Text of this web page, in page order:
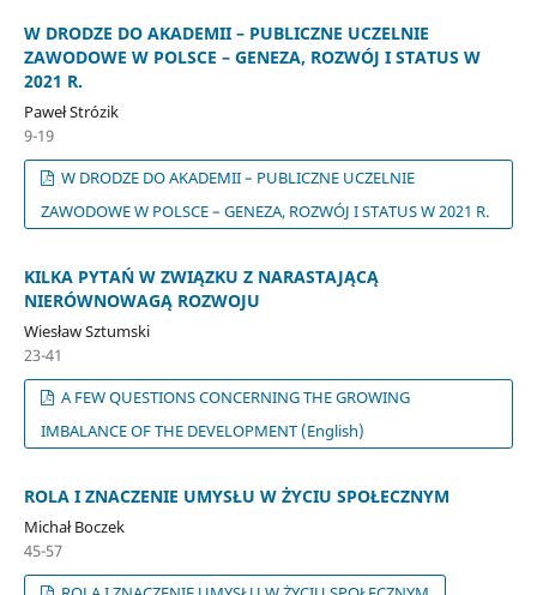
W DRODZE DO AKADEMII – PUBLICZNE UCZELNIE
ZAWODOWE W POLSCE – GENEZA, ROZWÓJ I STATUS W
2021 R.
Paweł Strózik
9-19
W DRODZE DO AKADEMII – PUBLICZNE UCZELNIE
ZAWODOWE W POLSCE – GENEZA, ROZWÓJ I STATUS W 2021 R.
KILKA PYTAŃ W ZWIĄZKU Z NARASTAJĄCĄ
NIERÓWNOWAGĄ ROZWOJU
Wiesław Sztumski
23-41
A FEW QUESTIONS CONCERNING THE GROWING
IMBALANCE OF THE DEVELOPMENT (English)
ROLA I ZNACZENIE UMYSŁU W ŻYCIU SPOŁECZNYM
Michał Boczek
45-57